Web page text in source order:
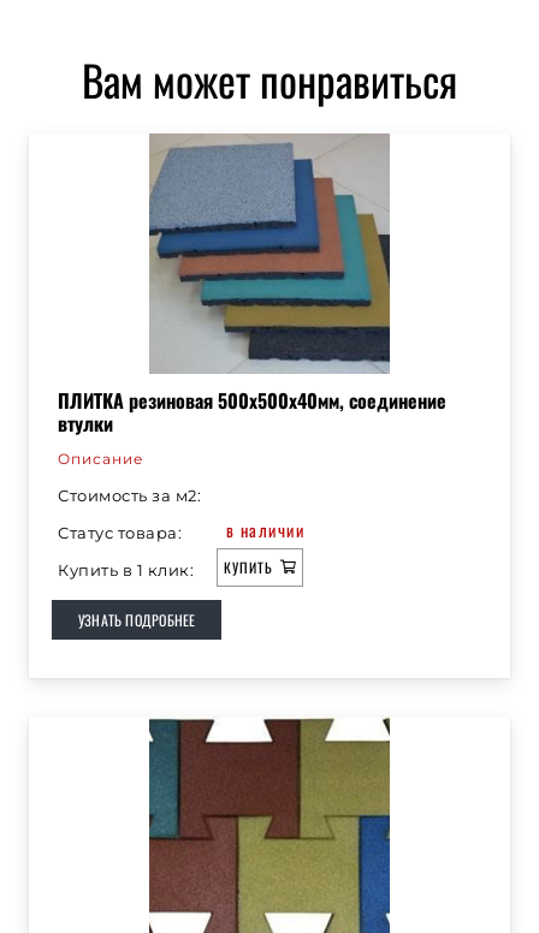
— Синий:
— Желтый:
— Оранжевый:
Вам может понравиться
ПЛИТКА резиновая 500х500х40мм, соединение
втулки
Описание
Стоимость за м2:
Статус товара:
в наличии
Купить в 1 клик: КУПИТЬ
УЗНАТЬ ПОДРОБНЕЕ